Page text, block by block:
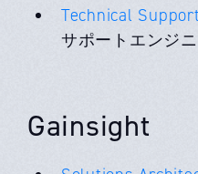
Technical
サポートエンジニ
Gainsight